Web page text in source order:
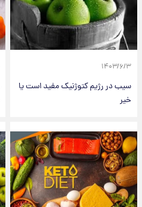
۱۴۰۳/۶/۳
سیب در رژیم کتوژنیک مفید است یا
خیر